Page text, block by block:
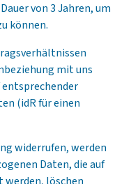
von 3 Jahren, um
können.
mit uns
entsprechender
(idR für einen
widerrufen, werden
Daten, die auf